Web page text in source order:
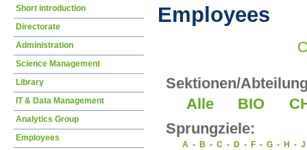
Employees
Sektionen/
Alle
BIO
Sprungziele:
A -B -C -D -F -G -H -
Skip
Short introduction
Directorate
Administration
Science Management
Library
IT & Data Management
Analytics Group
Employees